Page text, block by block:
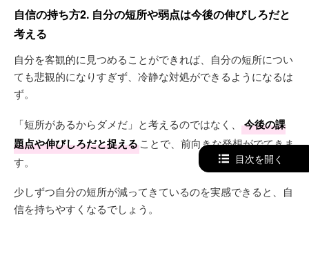
自信の持ち方2. 自分の短所や弱点は今後の伸びしろだと
考える
自分を客観的に見つめることができれば、自分の短所につい
ても悲観的になりすぎず、冷静な対処ができるようになるは
ず。
「短所があるからダメだ」と考えるのではなく、
今後の課
題点や伸びしろだと捉えることで、前向きな発想がでてきま
す。
少しずつ自分の短所が減ってきているのを実感できると、自
信を持ちやすくなるでしょう。
目次を開く